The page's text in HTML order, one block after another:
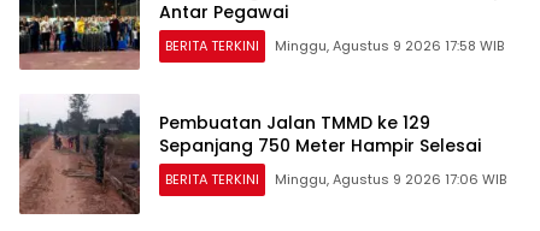
Antar Pegawai
BERITA TERKINI Minggu, Agustus 9 2026 17:58 WIB
Pembuatan Jalan TMMD ke 129
Sepanjang 750 Meter Hampir Selesai
BERITA TERKINI Minggu, Agustus 9 2026 17:06 WIB